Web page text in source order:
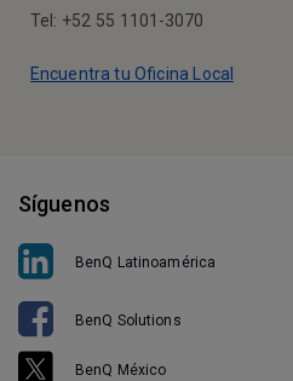
Tel: +52 55 1101-3070
Encuentra tu Oficina Local
Síguenos
BenQ Latinoamérica
BenQ Solutions
BenQ México